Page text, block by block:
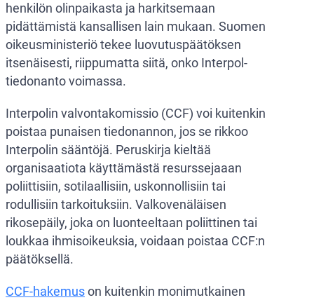
henkilön olinpaikasta ja harkitsemaan
pidättämistä kansallisen lain mukaan. Suomen
oikeusministeriö tekee luovutuspäätöksen
itsenäisesti, riippumatta siitä, onko Interpol-
tiedonanto voimassa.
Interpolin valvontakomissio (CCF) voi kuitenkin
poistaa punaisen tiedonannon, jos se rikkoo
Interpolin sääntöjä. Peruskirja kieltää
organisaatiota käyttämästä resurssejaaan
poliittisiin, sotilaallisiin, uskonnollisiin tai
rodullisiin tarkoituksiin. Valkovenäläisen
rikosepäily, joka on luonteeltaan poliittinen tai
loukkaa ihmisoikeuksia, voidaan poistaa CCF:n
päätöksellä.
CCF-hakemuson kuitenkin monimutkainen